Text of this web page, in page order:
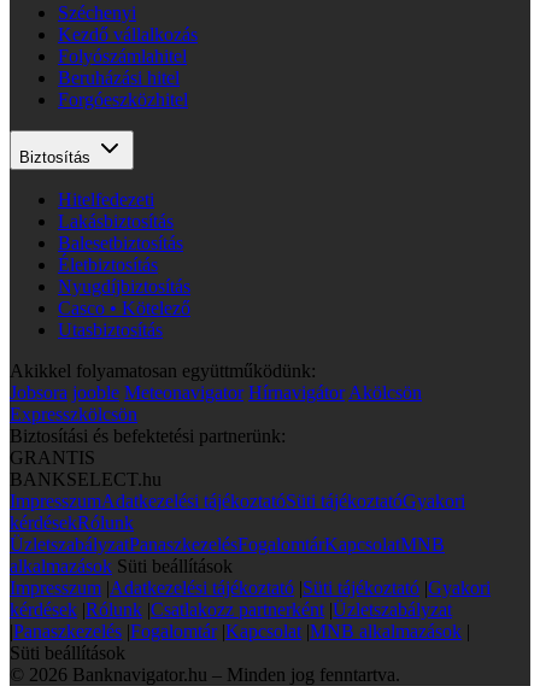
Széchenyi
Kezdő vállalkozás
Folyószámlahitel
Beruházási hitel
Forgóeszközhitel
Biztosítás
Hitelfedezeti
Lakásbiztosítás
Balesetbiztosítás
Életbiztosítás
Nyugdíjbiztosítás
Casco • Kötelező
Utasbiztosítás
Akikkel folyamatosan együttműködünk:
Jobsora jooble Meteonavigator Hírnavigátor Akölcsön
Expresszkölcsön
Biztosítási és befektetési partnerünk:
GRANTIS
BANKSELECT.hu
ImpresszumAdatkezelési tájékoztatóSüti tájékoztatóGyakori
kérdésekRólunk
ÜzletszabályzatPanaszkezelésFogalomtárKapcsolatMNB
alkalmazások Süti beállítások
Impresszum |Adatkezelési tájékoztató |Süti tájékoztató |Gyakori
kérdések |Rólunk |Csatlakozz partnerként |Üzletszabályzat
|Panaszkezelés |Fogalomtár |Kapcsolat |MNB alkalmazások |
Süti beállítások
© 2026 Banknavigator.hu – Minden jog fenntartva.